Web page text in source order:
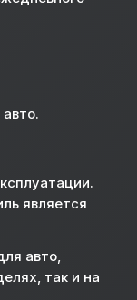
является
авто,
так и на